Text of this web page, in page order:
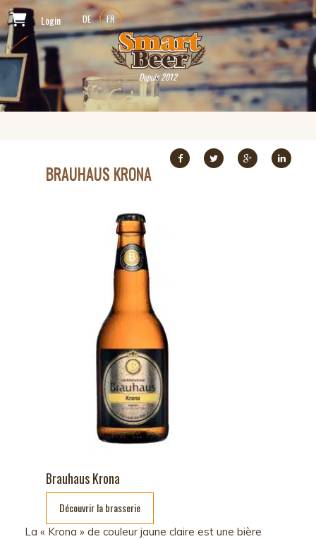
Login DE FR
Depuis 2012
BRAUHAUS KRONA
Brauhaus Krona
Découvrir la brasserie
La « Krona » de couleur jaune claire est une bière